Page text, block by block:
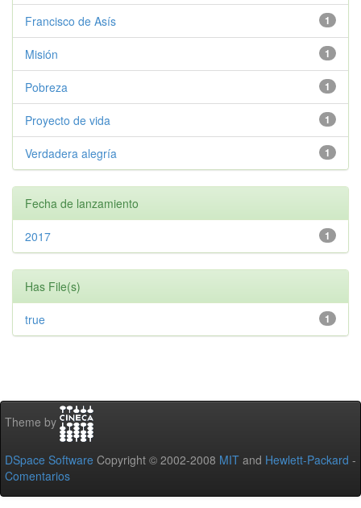
1
Francisco de Asís
1
Misión
1
Pobreza
1
Proyecto de vida
1
Verdadera alegría
Fecha de lanzamiento
1
2017
Has File(s)
1
true
Theme by
DSpace Software Copyright © 2002-2008 MIT and Hewlett-Packard -
Comentarios